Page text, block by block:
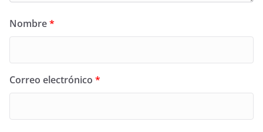
Nombre*
Correo electrónico *